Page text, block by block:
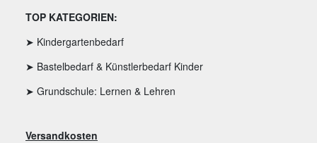
TOP KATEGORIEN:
➤ Kindergartenbedarf
➤ Bastelbedarf & Künstlerbedarf Kinder
➤ Grundschule: Lernen & Lehren
Versandkosten